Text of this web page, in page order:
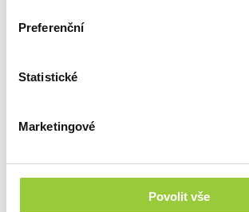
Preferenční
Statistické
Marketingové
Povolit vše
TÉTO